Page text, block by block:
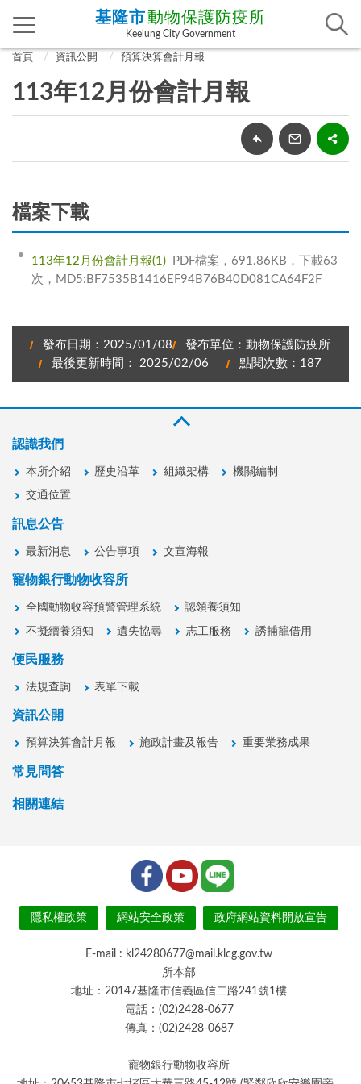
基隆市動物保護防疫所
Keelung City Government
首頁 資訊公開 預算決算會計月報
113年12月份會計月報
檔案下載
113年12月份會計月報(1)
PDF檔案，691.86KB，下載63
次，MD5:BF7535B1416EF94B76B40D081CA64F2F
發布日期：2025/01/08
發布單位：動物保護防疫所
最後更新時間： 2025/02/06
點閱次數：187
認識我們
本所介紹 歷史沿革 組織架構 機關編制
交通位置
訊息公告
最新消息 公告事項 文宣海報
寵物銀行動物收容所
全國動物收容預警管理系統 認領養須知
不擬續養須知 遺失協尋 志工服務 誘捕籠借用
便民服務
法規查詢 表單下載
資訊公開
預算決算會計月報 施政計畫及報告 重要業務成果
常見問答
相關連結
隱私權政策 網站安全政策 政府網站資料開放宣告
E-mail : kl24280677@mail.klcg.gov.tw
所本部
地址：20147基隆市信義區信二路241號1樓
電話：(02)2428-0677
傳真：(02)2428-0687
寵物銀行動物收容所